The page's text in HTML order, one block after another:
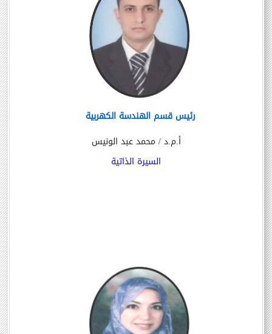
رئيس قسم الهندسة الكهربية
أ.م.د / محمد عبد الونيس
السيرة الذاتية